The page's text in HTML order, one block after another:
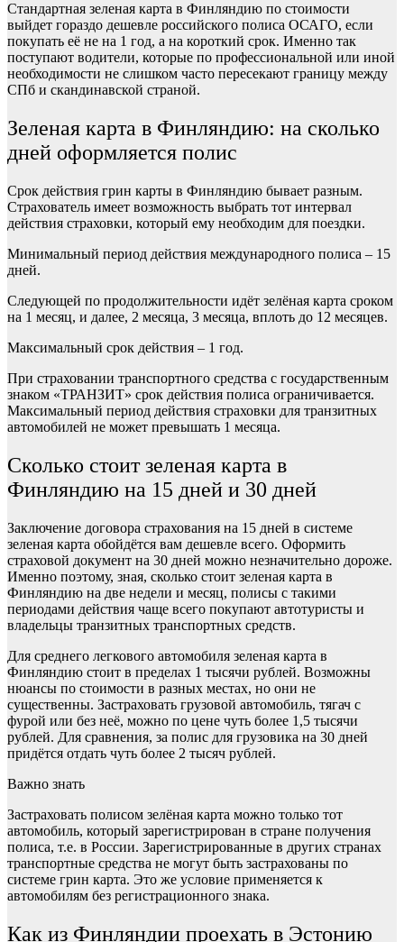
Стандартная зеленая карта в Финляндию по стоимости
выйдет гораздо дешевле российского полиса ОСАГО, если
покупать её не на 1 год, а на короткий срок. Именно так
поступают водители, которые по профессиональной или иной
необходимости не слишком часто пересекают границу между
СПб и скандинавской страной.
Зеленая карта в Финляндию: на сколько
дней оформляется полис
Срок действия грин карты в Финляндию бывает разным.
Страхователь имеет возможность выбрать тот интервал
действия страховки, который ему необходим для поездки.
Минимальный период действия международного полиса – 15
дней.
Следующей по продолжительности идёт зелёная карта сроком
на 1 месяц, и далее, 2 месяца, 3 месяца, вплоть до 12 месяцев.
Максимальный срок действия – 1 год.
При страховании транспортного средства с государственным
знаком «ТРАНЗИТ» срок действия полиса ограничивается.
Максимальный период действия страховки для транзитных
автомобилей не может превышать 1 месяца.
Сколько стоит зеленая карта в
Финляндию на 15 дней и 30 дней
Заключение договора страхования на 15 дней в системе
зеленая карта обойдётся вам дешевле всего. Оформить
страховой документ на 30 дней можно незначительно дороже.
Именно поэтому, зная, сколько стоит зеленая карта в
Финляндию на две недели и месяц, полисы с такими
периодами действия чаще всего покупают автотуристы и
владельцы транзитных транспортных средств.
Для среднего легкового автомобиля зеленая карта в
Финляндию стоит в пределах 1 тысячи рублей. Возможны
нюансы по стоимости в разных местах, но они не
существенны. Застраховать грузовой автомобиль, тягач с
фурой или без неё, можно по цене чуть более 1,5 тысячи
рублей. Для сравнения, за полис для грузовика на 30 дней
придётся отдать чуть более 2 тысяч рублей.
Важно знать
Застраховать полисом зелёная карта можно только тот
автомобиль, который зарегистрирован в стране получения
полиса, т.е. в России. Зарегистрированные в других странах
транспортные средства не могут быть застрахованы по
системе грин карта. Это же условие применяется к
автомобилям без регистрационного знака.
Как из Финляндии проехать в Эстонию